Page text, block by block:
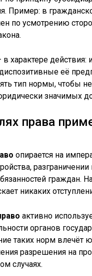
Пример: в
по усмотрению
характере
её
тип нормы, чтобы
значимых
права
опирается на
граждан.
никаких
активно
органов
таких норм влечёт
разрешения на
случаях.